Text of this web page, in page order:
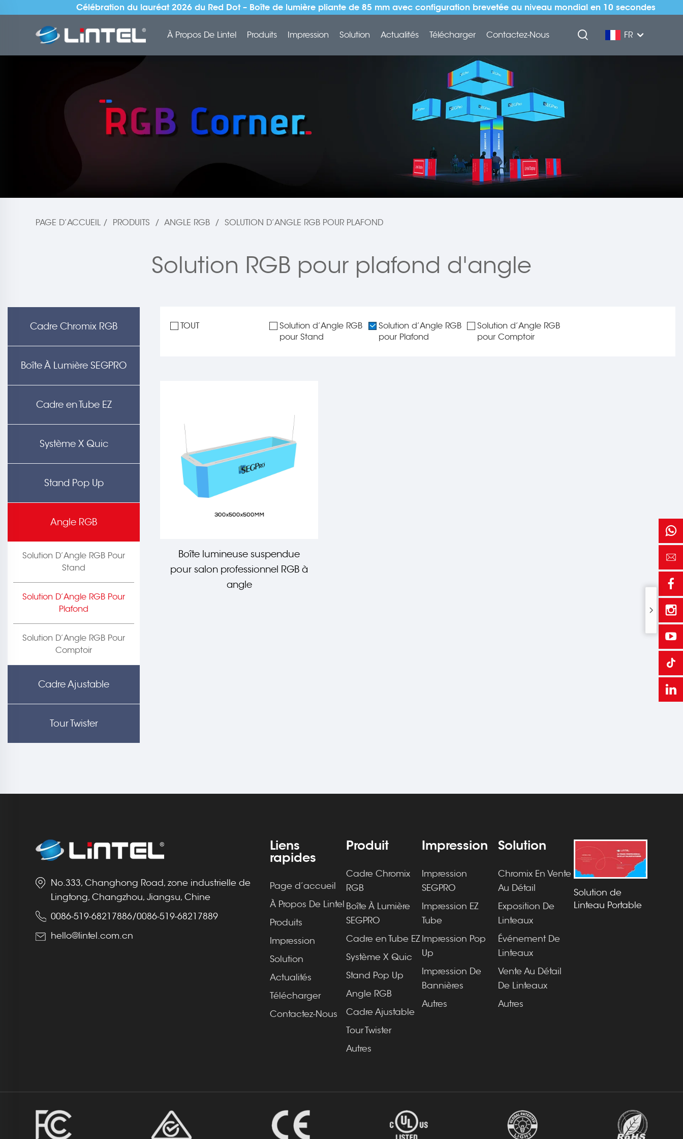
Célébration du lauréat 2026 du Red Dot – Boîte de lumière pliante de 85 mm avec configuration brevetée au niveau mondial en 10 secondes
À Propos De Lintel Produits Impression Solution Actualités Télécharger Contactez-Nous FR
PAGE D’ACCUEIL / PRODUITS / ANGLE RGB / SOLUTION D’ANGLE RGB POUR PLAFOND
Solution RGB pour plafond d'angle
Cadre Chromix RGB
Boîte À Lumière SEGPRO
Cadre en Tube EZ
Système X Quic
Stand Pop Up
Angle RGB
Solution D’Angle RGB Pour
Stand
Solution D’Angle RGB Pour
Plafond
Solution D’Angle RGB Pour
Comptoir
Cadre Ajustable
Tour Twister
TOUT
Solution d’Angle RGB
pour Stand
Solution d’Angle RGB
pour Plafond
Solution d’Angle RGB
pour Comptoir
Boîte lumineuse suspendue
pour salon professionnel RGB à
angle
No.333, Changhong Road, zone industrielle de
Lingtong, Changzhou, Jiangsu, Chine
0086-519-68217886/0086-519-68217889
hello@lintel.com.cn
Liens
rapides
Page d’accueil
À Propos De Lintel
Produits
Impression
Solution
Actualités
Télécharger
Contactez-Nous
Produit
Cadre Chromix
RGB
Boîte À Lumière
SEGPRO
Cadre en Tube EZ
Système X Quic
Stand Pop Up
Angle RGB
Cadre Ajustable
Tour Twister
Autres
Impression
Impression
SEGPRO
Impression EZ
Tube
Impression Pop
Up
Impression De
Bannières
Autres
Solution
Chromix En Vente
Au Détail
Exposition De
Linteaux
Événement De
Linteaux
Vente Au Détail
De Linteaux
Autres
Solution de
Linteau Portable